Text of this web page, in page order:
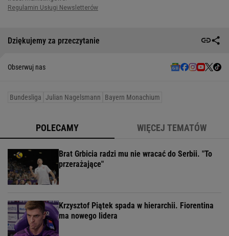
Dziękujemy za przeczytanie
Obserwuj nas
Bundesliga Julian Nagelsmann Bayern Monachium
POLECAMY WIĘCEJ TEMATÓW
Brat Grbicia radzi mu nie wracać do Serbii. "To
przerażające"
Krzysztof Piątek spada w hierarchii. Fiorentina
ma nowego lidera